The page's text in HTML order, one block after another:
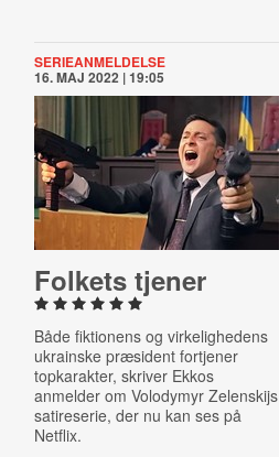
SERIEANMELDELSE
16. MAJ 2022 | 19:05
Folkets tjener
Både fiktionens og virkelighedens
ukrainske præsident fortjener
topkarakter, skriver Ekkos
anmelder om Volodymyr Zelenskijs
satireserie, der nu kan ses på
Netflix.